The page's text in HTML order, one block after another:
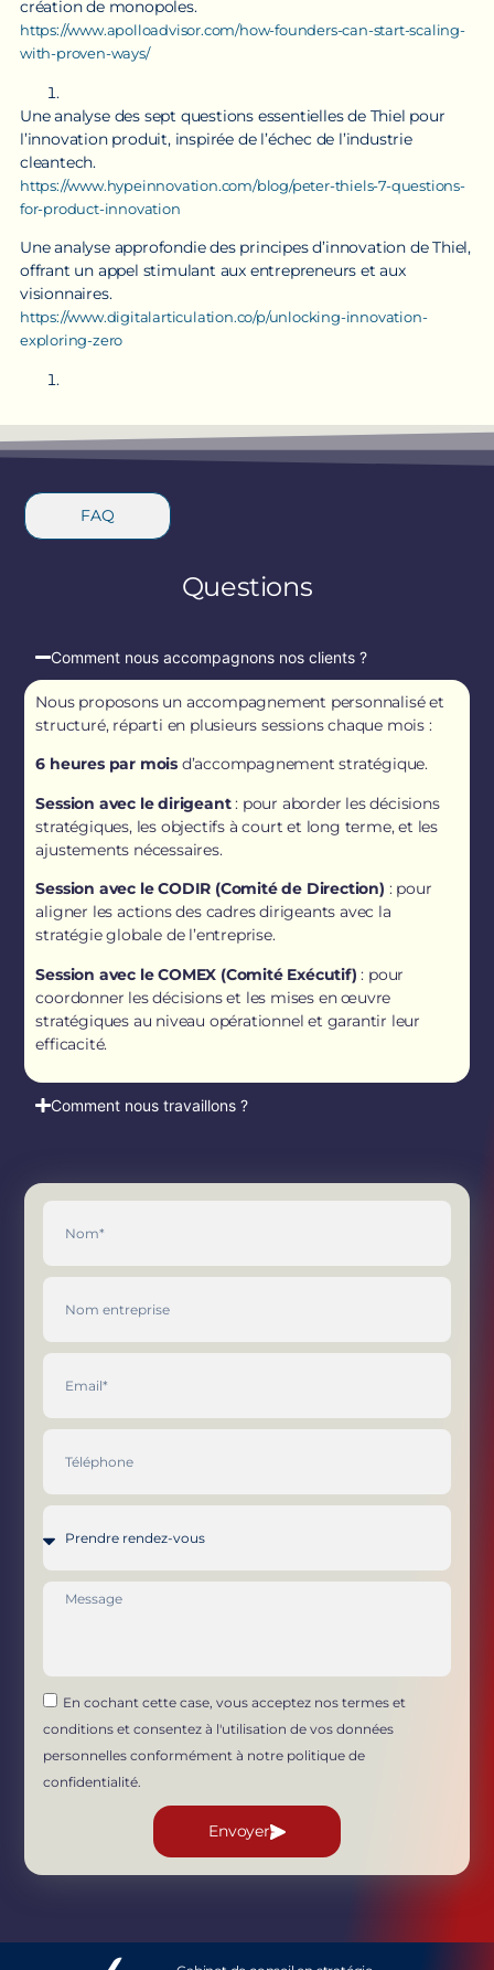
création de monopoles.
https://www.apolloadvisor.com/how-founders-can-start-scaling-
with-proven-ways/
Une analyse des sept questions essentielles de Thiel pour
l’innovation produit, inspirée de l’échec de l’industrie
cleantech.
https://www.hypeinnovation.com/blog/peter-thiels-7-questions-
for-product-innovation
Une analyse approfondie des principes d’innovation de Thiel,
offrant un appel stimulant aux entrepreneurs et aux
visionnaires.
https://www.digitalarticulation.co/p/unlocking-innovation-
exploring-zero
FAQ
Questions
Comment nous accompagnons nos clients ?
Nous proposons un accompagnement personnalisé et
structuré, réparti en plusieurs sessions chaque mois :
6 heures par mois d’accompagnement stratégique.
Session avec le dirigeant: pour aborder les décisions
stratégiques, les objectifs à court et long terme, et les
ajustements nécessaires.
Session avec le CODIR (Comité de Direction) : pour
aligner les actions des cadres dirigeants avec la
stratégie globale de l’entreprise.
Session avec le COMEX (Comité Exécutif) : pour
coordonner les décisions et les mises en œuvre
stratégiques au niveau opérationnel et garantir leur
efficacité.
Comment nous travaillons ?
En cochant cette case, vous acceptez nos termes et
conditions et consentez à l'utilisation de vos données
personnelles conformément à notre politique de
confidentialité.
Envoyer